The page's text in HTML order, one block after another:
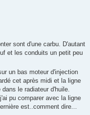
sont d'une carbu. D'autant
et les conduits un petit peu
un bas moteur d'injection
cet après midi et la ligne
le radiateur d'huile.
pu comparer avec la ligne
est..comment dire...